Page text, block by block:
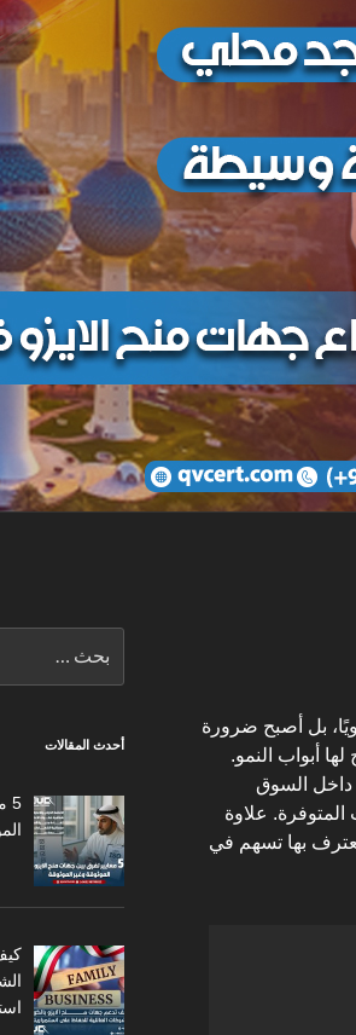
بل أصبح ضرورة
أبواب النمو.
داخل السوق
المتوفرة. علاوة
بها تسهم في
عن:
أحدث المقالات